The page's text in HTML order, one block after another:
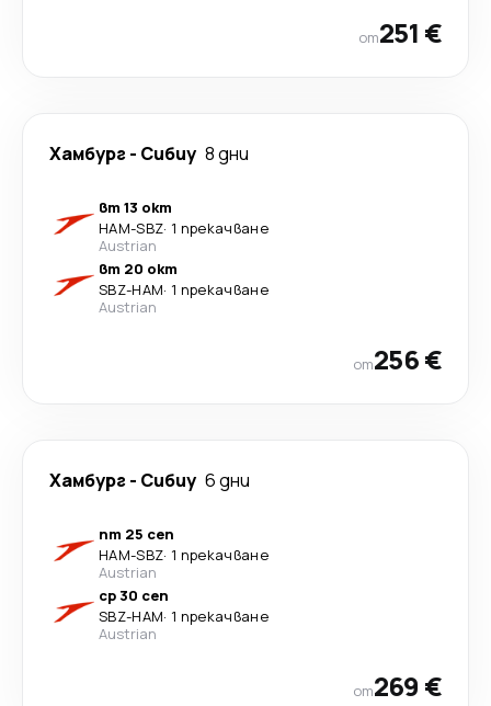
от251 €
Хамбург- Сибиу 8 дни
вт 13 окт
HAM-SBZ· 1 прекачване
Austrian
вт 20 окт
SBZ-HAM· 1 прекачване
Austrian
от256 €
Хамбург- Сибиу 6 дни
пт 25 сеп
HAM-SBZ· 1 прекачване
Austrian
ср 30 сеп
SBZ-HAM· 1 прекачване
Austrian
от269 €